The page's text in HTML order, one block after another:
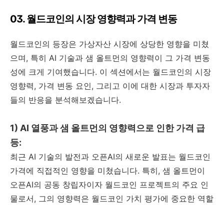
03. 월드코인의 시장 영향력과 가격 변동
월드코인의 등장은 가상자산 시장에 상당한 영향을 미쳤
으며, 특히 AI 기술과 샘 올트먼의 영향력이 그 가격 변동
성에 크게 기여했습니다. 이 섹션에서는 월드코인의 시장
영향력, 가격 변동 요인, 그리고 이에 대한 시장과 투자자
들의 반응을 분석해보겠습니다.
1) AI 열풍과 샘 올트먼의 영향력으로 인한 가격 급
등:
최근 AI 기술의 발전과 오픈AI의 새로운 발표는 월드코인
가격에 직접적인 영향을 미쳤습니다. 특히, 샘 올트먼이
오픈AI의 공동 창립자이자 월드코인 프로젝트의 주요 인
물로서, 그의 영향력은 월드코인 가치 평가에 중요한 역할